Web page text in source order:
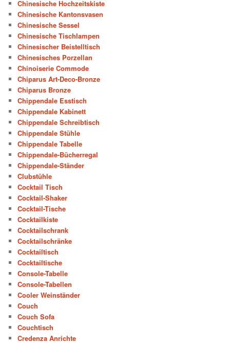
Chinesische Hochzeitskiste
Chinesische Kantonsvasen
Chinesische Sessel
Chinesische Tischlampen
Chinesischer Beistelltisch
Chinesisches Porzellan
Chinoiserie Commode
Chiparus Art-Deco-Bronze
Chiparus Bronze
Chippendale Esstisch
Chippendale Kabinett
Chippendale Schreibtisch
Chippendale Stühle
Chippendale Tabelle
Chippendale-Bücherregal
Chippendale-Ständer
Clubstühle
Cocktail Tisch
Cocktail-Shaker
Cocktail-Tische
Cocktailkiste
Cocktailschrank
Cocktailschränke
Cocktailtisch
Cocktailtische
Console-Tabelle
Console-Tabellen
Cooler Weinständer
Couch
Couch Sofa
Couchtisch
Credenza Anrichte